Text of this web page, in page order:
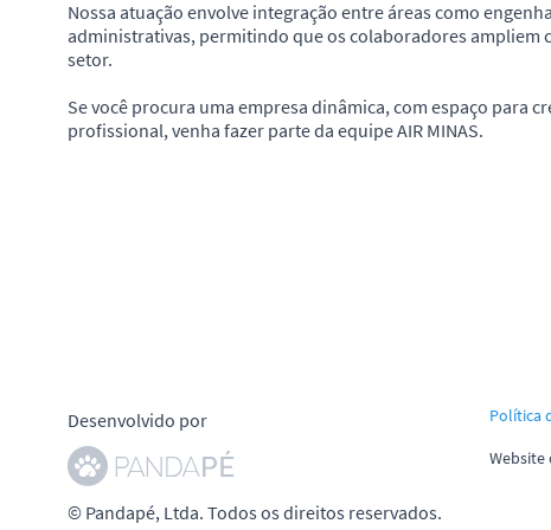
Nossa atuação envolve integração entre áreas como
administrativas, permitindo que os colaboradores ampliem
setor.
Se você procura uma empresa dinâmica, com espaço para
profissional, venha fazer parte da equipe AIR MINAS.
Política
Website
Desenvolvido por
© Pandapé, Ltda. Todos os direitos reservados.